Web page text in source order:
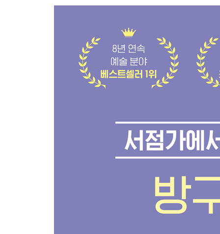
사실은 당신에게 꼭 건네고픈 말이 있다고?
참고문헌
도판 목록